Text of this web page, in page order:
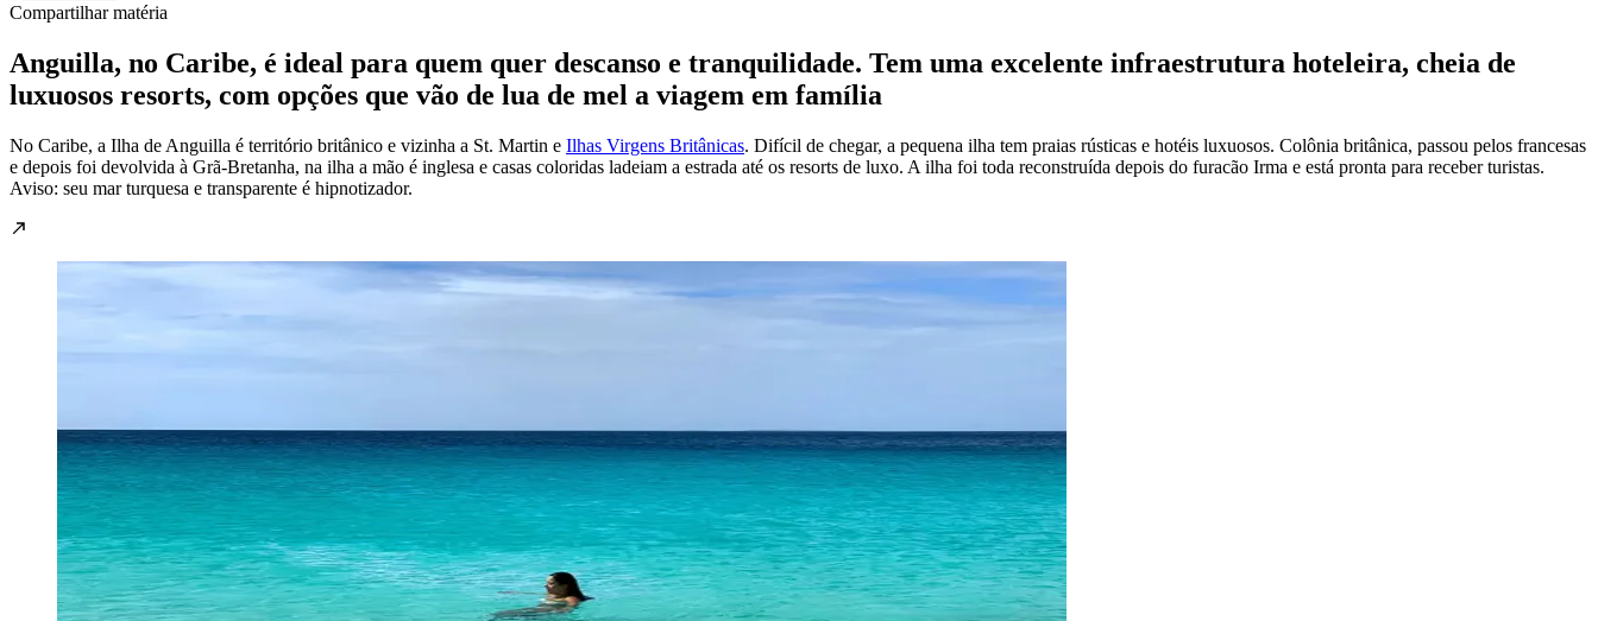
Compartilhar matéria
Anguilla, no Caribe, é ideal para quem quer descanso e tranquilidade. Tem uma excelente infraestrutura hoteleira, cheia de
luxuosos resorts, com opções que vão de lua de mel a viagem em família
No Caribe, a Ilha de Anguilla é território britânico e vizinha a St. Martin e Ilhas Virgens Britânicas. Difícil de chegar, a pequena ilha tem praias rústicas e hotéis luxuosos. Colônia britânica, passou pelos francesas
e depois foi devolvida à Grã-Bretanha, na ilha a mão é inglesa e casas coloridas ladeiam a estrada até os resorts de luxo. A ilha foi toda reconstruída depois do furacão Irma e está pronta para receber turistas.
Aviso: seu mar turquesa e transparente é hipnotizador.